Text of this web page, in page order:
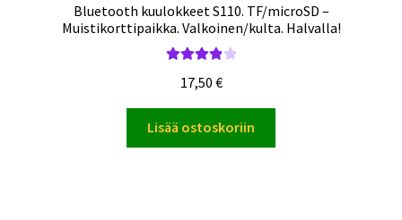
Bluetooth kuulokkeet S110. TF/microSD –
Muistikorttipaikka. Valkoinen/kulta. Halvalla!
tuotteesta:
4.00/ 5
17,50 €
Lisää ostoskoriin